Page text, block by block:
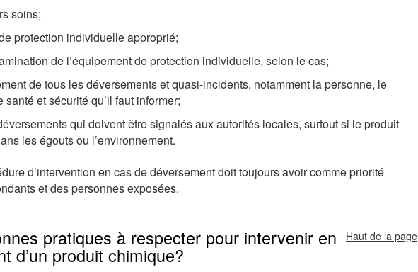
soins;
protection individuelle approprié;
de l’équipement de protection individuelle, selon le cas;
de tous les déversements et quasi-incidents, notamment la personne, le
et sécurité qu’il faut informer;
qui doivent être signalés aux autorités locales, surtout si le produit
les égouts ou l’environnement.
d’intervention en cas de déversement doit toujours avoir comme priorité
et des personnes exposées.
pratiques à respecter pour intervenir en
d’un produit chimique?
Haut de la page